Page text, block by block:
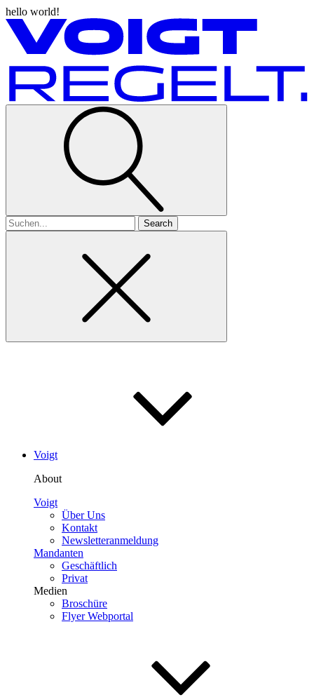
hello world!
Search
for
Voigt
About
Voigt
Über Uns
Kontakt
Newsletteranmeldung
Mandanten
Geschäftlich
Privat
Medien
Broschüre
Flyer Webportal